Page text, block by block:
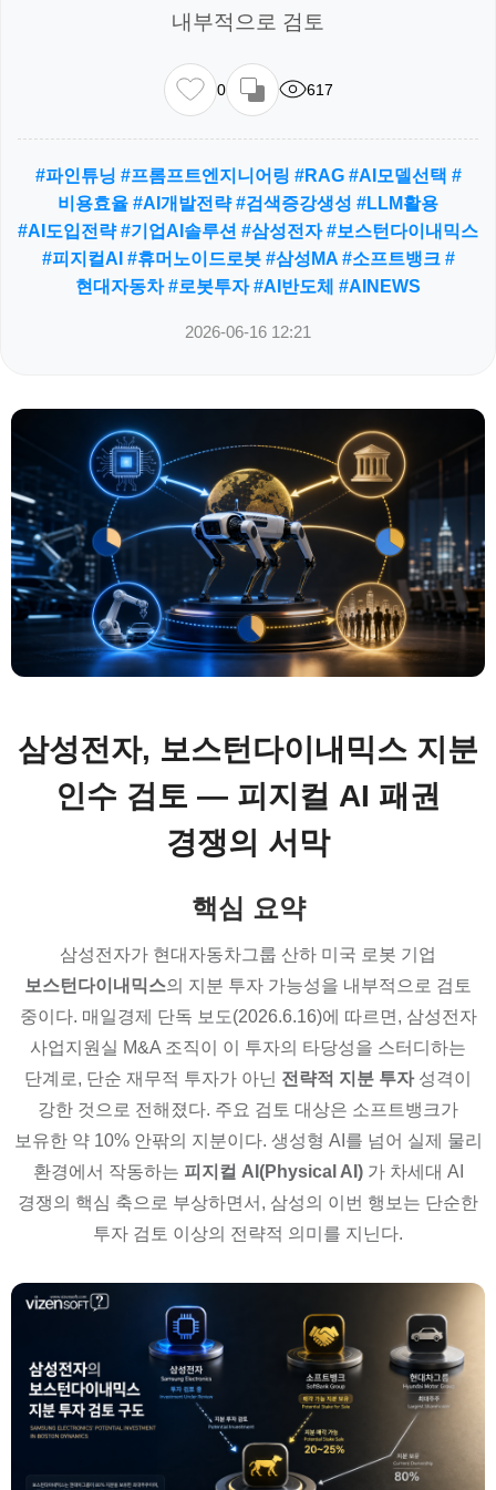
내부적으로 검토
0 617
#파인튜닝 #프롬프트엔지니어링 #RAG #AI모델선택 #
비용효율 #AI개발전략 #검색증강생성 #LLM활용
#AI도입전략 #기업AI솔루션 #삼성전자 #보스턴다이내믹스
#피지컬AI #휴머노이드로봇 #삼성MA #소프트뱅크 #
현대자동차 #로봇투자 #AI반도체 #AINEWS
2026-06-16 12:21
삼성전자, 보스턴다이내믹스 지분
인수 검토 — 피지컬 AI 패권
경쟁의 서막
핵심 요약
삼성전자가 현대자동차그룹 산하 미국 로봇 기업
보스턴다이내믹스의 지분 투자 가능성을 내부적으로 검토
중이다. 매일경제 단독 보도(2026.6.16)에 따르면, 삼성전자
사업지원실 M&A 조직이 이 투자의 타당성을 스터디하는
단계로, 단순 재무적 투자가 아닌 전략적 지분 투자성격이
강한 것으로 전해졌다. 주요 검토 대상은 소프트뱅크가
보유한 약 10% 안팎의 지분이다. 생성형 AI를 넘어 실제 물리
환경에서 작동하는 피지컬 AI(Physical AI)가 차세대 AI
경쟁의 핵심 축으로 부상하면서, 삼성의 이번 행보는 단순한
투자 검토 이상의 전략적 의미를 지닌다.